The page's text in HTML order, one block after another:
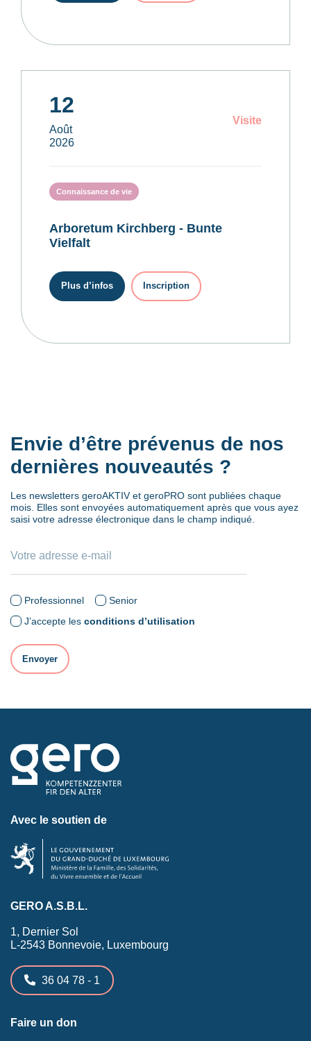
12
Août
2026
Visite
Connaissance de vie
Arboretum Kirchberg - Bunte
Vielfalt
Plus d’infos Inscription
Envie d’être prévenus de nos
dernières nouveautés ?
Les newsletters geroAKTIV et geroPRO sont publiées chaque
mois. Elles sont envoyées automatiquement après que vous ayez
saisi votre adresse électronique dans le champ indiqué.
Professionnel
Senior
J’accepte les conditions d’utilisation
Avec le soutien de
GERO A.S.B.L.
1, Dernier Sol
L-2543 Bonnevoie, Luxembourg
36 04 78 - 1
Faire un don